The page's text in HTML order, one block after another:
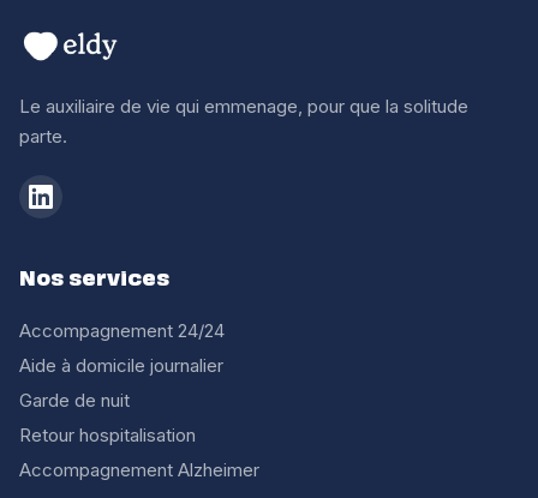
Le auxiliaire de vie qui emmenage, pour que la solitude
parte.
Nos services
Accompagnement 24/24
Aide à domicile journalier
Garde de nuit
Retour hospitalisation
Accompagnement Alzheimer